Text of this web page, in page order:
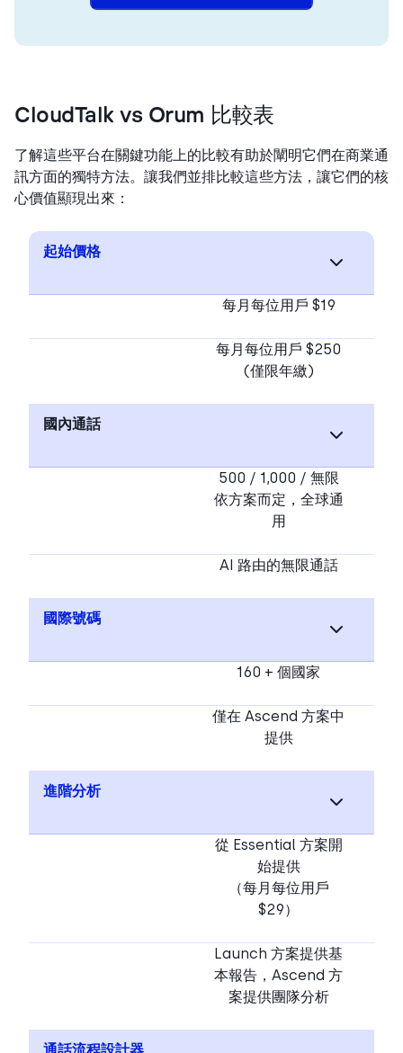
CloudTalk vs Orum 比較表
了解這些平台在關鍵功能上的比較有助於闡明它們在商業通
訊方面的獨特方法。讓我們並排比較這些方法，讓它們的核
心價值顯現出來：
起始價格
每月每位用戶 $19
每月每位用戶 $250
(僅限年繳)
國內通話
500 / 1,000 / 無限
依方案而定，全球通
用
AI 路由的無限通話
國際號碼
160 + 個國家
僅在 Ascend 方案中
提供
進階分析
從 Essential 方案開
始提供
（每月每位用戶
$29）
Launch 方案提供基
本報告，Ascend 方
案提供團隊分析